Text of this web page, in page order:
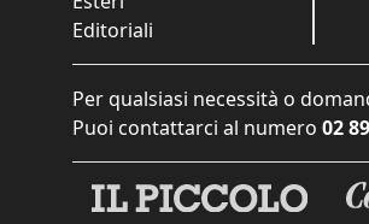
Editoriali
Per qualsiasi necessità o
Puoi contattarci al numero 02